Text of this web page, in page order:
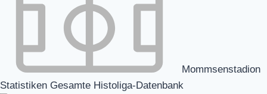
Mommsenstadion
Statistiken Gesamte Histoliga-Datenbank